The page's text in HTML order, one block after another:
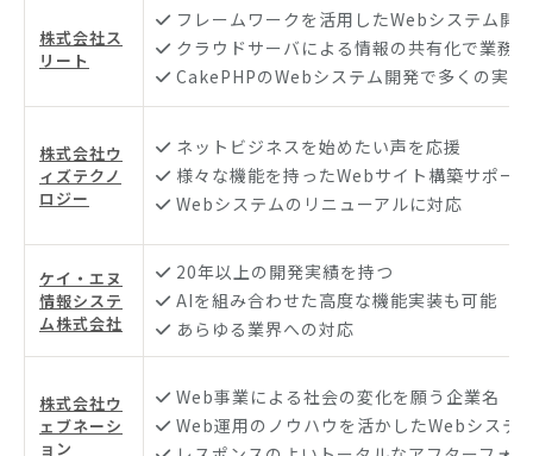
株式会社ス
リート
フレームワークを活用したWebシステム開
クラウドサーバによる情報の共有化で業務
CakePHPのWebシステム開発で多くの実績
株式会社ウ
ィズテクノ
ロジー
ネットビジネスを始めたい声を応援
様々な機能を持ったWebサイト構築サポー
Webシステムのリニューアルに対応
ケイ・エヌ
情報システ
ム株式会社
20年以上の開発実績を持つ
AIを組み合わせた高度な機能実装も可能
あらゆる業界への対応
株式会社ウ
ェブネーシ
ョン
Web事業による社会の変化を願う企業名
Web運用のノウハウを活かしたWebシステ